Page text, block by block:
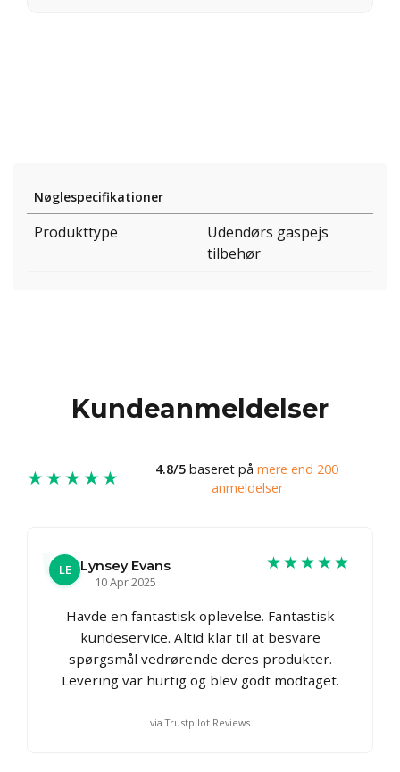
Nøglespecifikationer
Produkttype
Udendørs gaspejs
tilbehør
Kundeanmeldelser
★★★★★ 4.8/5 baseret på mere end 200
anmeldelser
LE
Lynsey Evans
10 Apr 2025
★★★★★
Havde en fantastisk oplevelse. Fantastisk
kundeservice. Altid klar til at besvare
spørgsmål vedrørende deres produkter.
Levering var hurtig og blev godt modtaget.
via Trustpilot Reviews